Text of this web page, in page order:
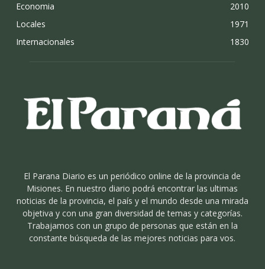
Economia
2010
Locales
1971
Internacionales
1830
El Parana Diario es un periódico online de la provincia de
Misiones. En nuestro diario podrá encontrar las ultimas
noticias de la provincia, el país y el mundo desde una mirada
objetiva y con una gran diversidad de temas y categorías.
Trabajamos con un grupo de personas que están en la
constante búsqueda de las mejores noticias para vos.